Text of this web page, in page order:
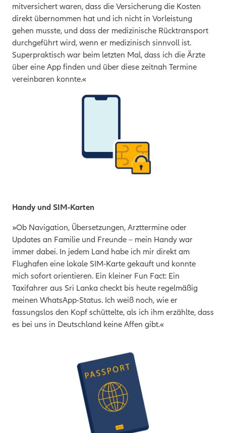
Handy und SIM-Karten
»Ob Navigation, Übersetzungen, Arzttermine oder
Updates an Familie und Freunde – mein Handy war
immer dabei. In jedem Land habe ich mir direkt am
Flughafen eine lokale SIM-Karte gekauft und konnte
mich sofort orientieren. Ein kleiner Fun Fact: Ein
Taxifahrer aus Sri Lanka checkt bis heute regelmäßig
meinen WhatsApp-Status. Ich weiß noch, wie er
fassungslos den Kopf schüttelte, als ich ihm erzählte, dass
es bei uns in Deutschland keine Affen gibt.«
mitversichert waren, dass die Versicherung die Kosten
direkt übernommen hat und ich nicht in Vorleistung
gehen musste, und dass der medizinische Rücktransport
durchgeführt wird, wenn er medizinisch sinnvoll ist.
Superpraktisch war beim letzten Mal, dass ich die Ärzte
über eine App finden und über diese zeitnah Termine
vereinbaren konnte.«